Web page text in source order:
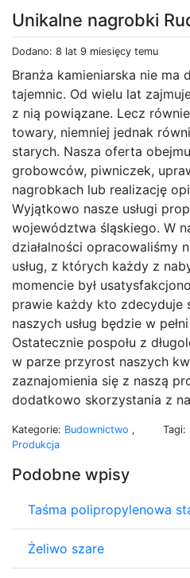
Unikalne nagrobki
Dodano: 8 lat 9 miesięcy temu
Branża kamieniarska nie ma
tajemnic. Od wielu lat
z nią powiązane. Lecz
towary, niemniej jednak
starych. Nasza oferta
grobowców, piwniczek,
nagrobkach lub realizację
Wyjątkowo nasze usługi
województwa śląskiego. W
działalności opracowaliśmy
usług, z których każdy z
momencie był
prawie każdy kto zdecyduje
naszych usług będzie w
Ostatecznie pospołu z
w parze przyrost naszych
zaznajomienia się z naszą
dodatkowo skorzystania z
Kategorie: Budownictwo ,
Produkcja
Tagi:
Podobne wpisy
Taśma polipropylenowa
Żeliwo szare